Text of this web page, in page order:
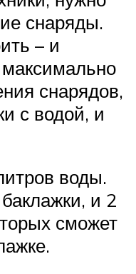
снаряды.
– и
снарядов,
с водой, и
воды.
и 2
сможет